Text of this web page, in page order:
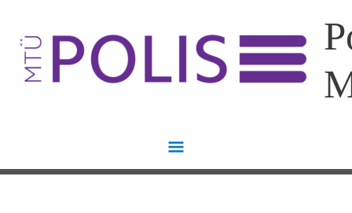
content
Menu